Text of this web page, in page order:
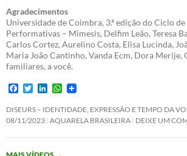
Agradecimentos
Universidade de Coimbra, 3.ª edição do Ciclo
Performativas – Mimesis, Delfim Leão, Teresa
Carlos Cortez, Aurelino Costa, Elisa Lucinda,
Maria João Cantinho, Vanda Ecm, Dora Merije,
familiares, a você.
F
c
e
b
o
T
i
t
t
e
n
k
e
d
W
a
t
s
A
DISEURS – IDENTIDADE, EXPRESSÃO E TEMPO DA
08/11/2023 AQUARELA BRASILEIRA DEIXE UM